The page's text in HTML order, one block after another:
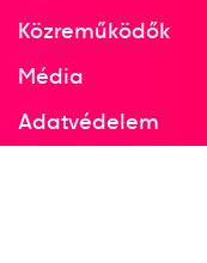
Közreműködők
Média
Adatvédelem